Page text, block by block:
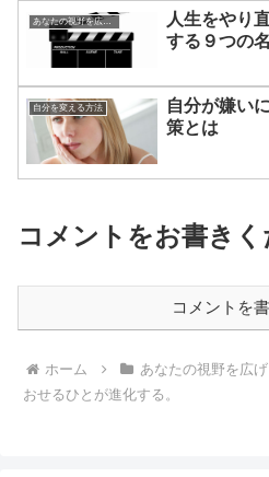
あなたの視野を広げる方法
人生をやり
する９つの
自分を変える方法
自分が嫌い
策とは
コメントをお書き
コメントを
ホーム あなたの視野を広
おせるひとが進化する。